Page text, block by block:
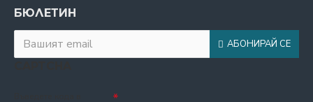
БЮЛЕТИН
АБОНИРАЙ СЕ